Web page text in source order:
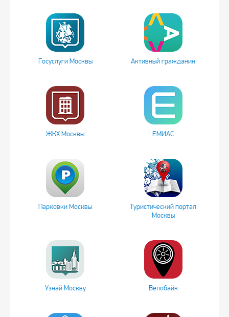
Госуслуги Москвы Активный гражданин
ЖКХ Москвы ЕМИАС
Парковки Москвы
Туристический портал
Москвы
Узнай Москву Велобайк